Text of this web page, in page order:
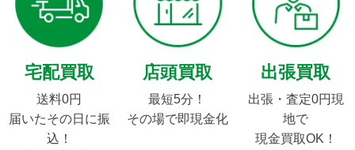
宅配買取
送料0円
届いたその日に振
込！
店頭買取
最短5分！
その場で即現金化
出張買取
出張・査定0円現
地で
現金買取OK！